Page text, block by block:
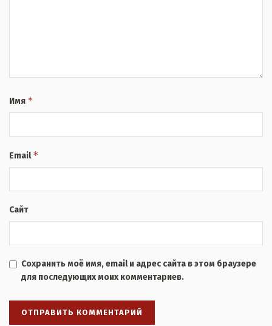
Имя *
Email*
Сайт
Сохранить моё имя, email и адрес сайта в этом браузере
для последующих моих комментариев.